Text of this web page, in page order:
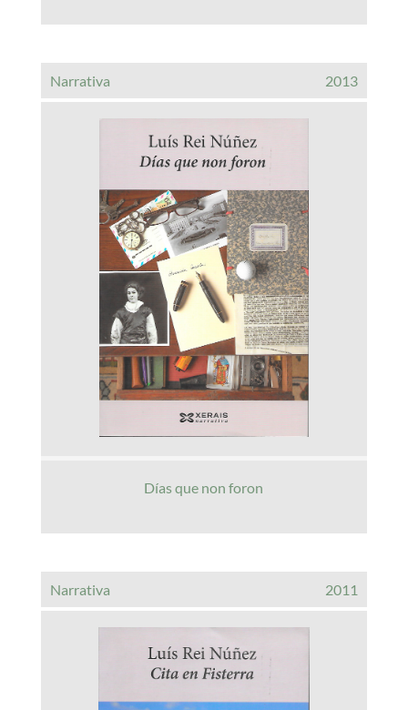
Narrativa 2013
Días que non foron
Narrativa 2011